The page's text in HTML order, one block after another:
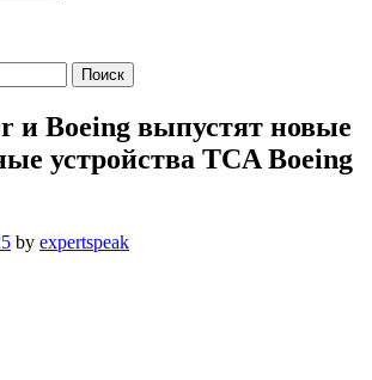
и Boeing выпустят новые
устройства TCA Boeing
by expertspeak